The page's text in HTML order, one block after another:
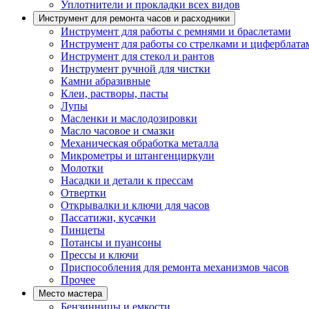
Уплотнители и прокладки всех видов
Инструмент для ремонта часов и расходники
Инструмент для работы с ремнями и браслетами
Инструмент для работы со стрелками и
Инструмент для стекол и рантов
Инструмент ручной для чистки
Камни абразивные
Клеи, растворы, пасты
Лупы
Масленки и маслодозировки
Масло часовое и смазки
Механическая обработка металла
Микрометры и штангенциркули
Молотки
Насадки и детали к прессам
Отвертки
Открывалки и ключи для часов
Пассатижи, кусачки
Пинцеты
Потансы и пуансоны
Прессы и ключи
Приспособления для ремонта механизмов часов
Прочее
Место мастера
Бензинницы и емкости